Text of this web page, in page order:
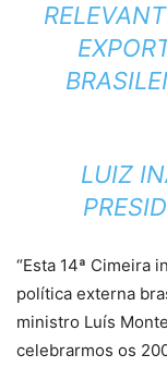
LUIZ
“Esta 14ª Cimeira
política externa
ministro Luís
celebrarmos os